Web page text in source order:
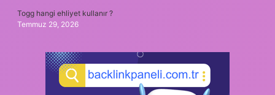
Togg hangi ehliyet kullanır ?
Temmuz 29, 2026